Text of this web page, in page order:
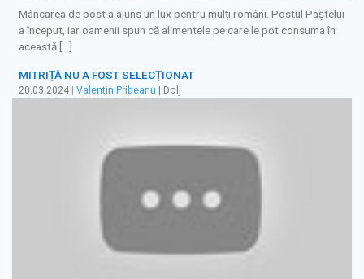
Mâncarea de post a ajuns un lux pentru mulți români. Postul Paștelui
a început, iar oamenii spun că alimentele pe care le pot consuma în
această […]
MITRIȚĂ NU A FOST SELECȚIONAT
20.03.2024 | Valentin Pribeanu | Dolj